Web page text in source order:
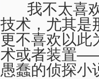
我不太喜欢
技术，尤其是
更不喜欢以此
术或者装置
愚蠢的侦探小